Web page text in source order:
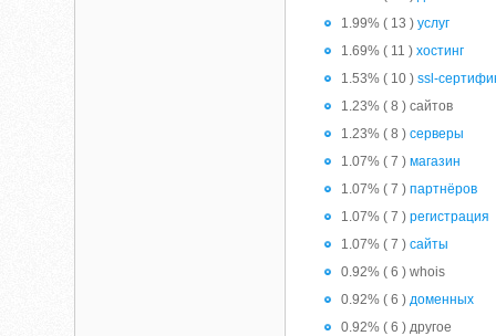
1.99% ( 13 )услуг
1.69% ( 11 )хостинг
1.53% ( 10 )ssl-
1.23% ( 8 ) сайтов
1.23% ( 8 )серверы
1.07% ( 7 )магазин
1.07% ( 7 )партнёров
1.07% ( 7 )регистрация
1.07% ( 7 )сайты
0.92% ( 6 ) whois
0.92% ( 6 )доменных
0.92% ( 6 ) другое